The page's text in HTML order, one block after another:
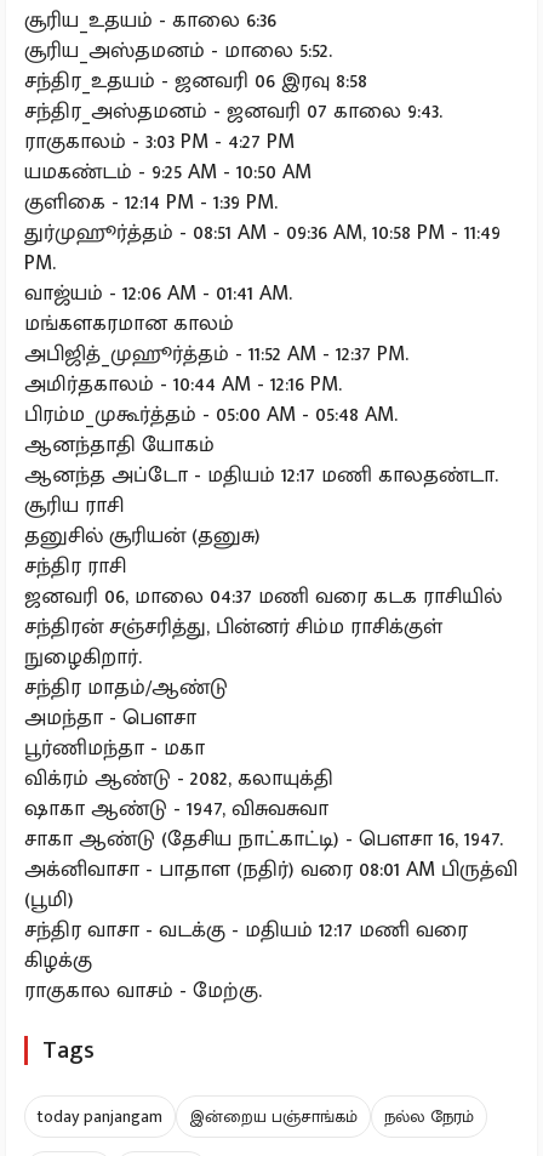
சூரிய_உதயம் - காலை 6:36
சூரிய_அஸ்தமனம் - மாலை 5:52.
சந்திர_உதயம் - ஜனவரி 06 இரவு 8:58
சந்திர_அஸ்தமனம் - ஜனவரி 07 காலை 9:43.
ராகுகாலம் - 3:03 PM - 4:27 PM
யமகண்டம் - 9:25 AM - 10:50 AM
குளிகை - 12:14 PM - 1:39 PM.
துர்முஹூர்த்தம் - 08:51 AM - 09:36 AM, 10:58 PM - 11:49
PM.
வாஜ்யம் - 12:06 AM - 01:41 AM.
மங்களகரமான காலம்
அபிஜித்_முஹூர்த்தம் - 11:52 AM - 12:37 PM.
அமிர்தகாலம் - 10:44 AM - 12:16 PM.
பிரம்ம_முகூர்த்தம் - 05:00 AM - 05:48 AM.
ஆனந்தாதி யோகம்
ஆனந்த அப்டோ - மதியம் 12:17 மணி காலதண்டா.
சூரிய ராசி
தனுசில் சூரியன் (தனுசு)
சந்திர ராசி
ஜனவரி 06, மாலை 04:37 மணி வரை கடக ராசியில்
சந்திரன் சஞ்சரித்து, பின்னர் சிம்ம ராசிக்குள்
நுழைகிறார்.
சந்திர மாதம்/ஆண்டு
அமந்தா - பௌசா
பூர்ணிமந்தா - மகா
விக்ரம் ஆண்டு - 2082, கலாயுக்தி
ஷாகா ஆண்டு - 1947, விசுவசுவா
சாகா ஆண்டு (தேசிய நாட்காட்டி) - பௌசா 16, 1947.
அக்னிவாசா - பாதாள (நதிர்) வரை 08:01 AM பிருத்வி
(பூமி)
சந்திர வாசா - வடக்கு - மதியம் 12:17 மணி வரை
கிழக்கு
ராகுகால வாசம் - மேற்கு.
Tags
today panjangam இன்றைய பஞ்சாங்கம்
நல்ல நேரம்